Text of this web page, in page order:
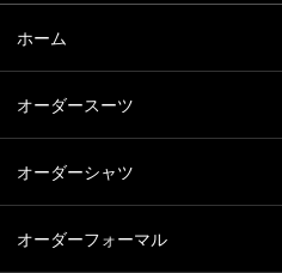
ホーム
オーダースーツ
オーダーシャツ
オーダーフォーマル